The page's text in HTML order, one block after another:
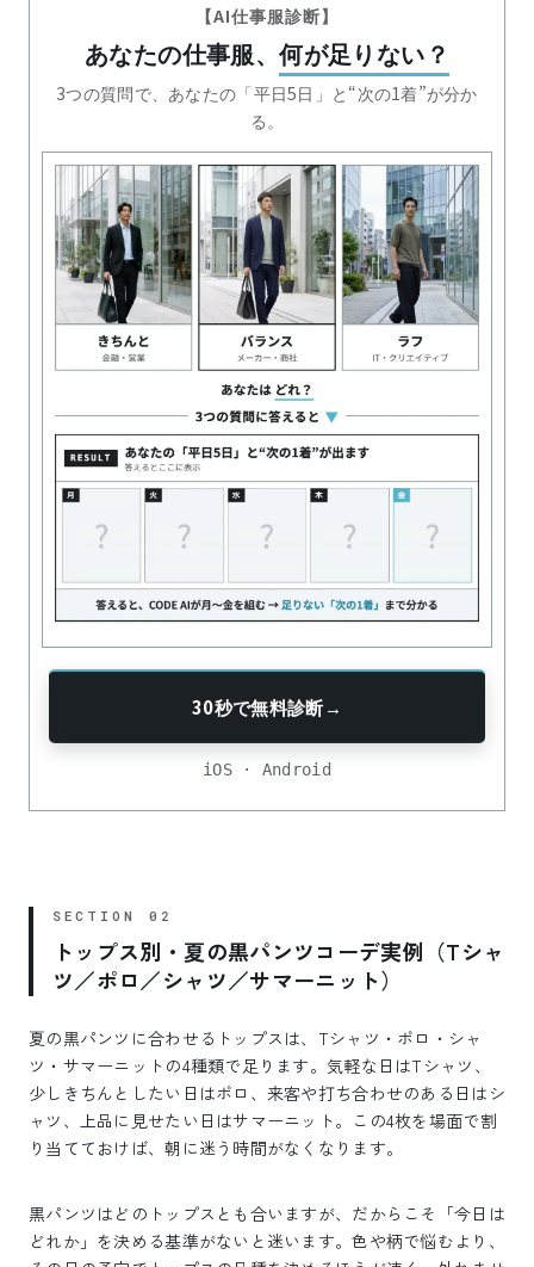
【AI仕事服診断】
あなたの仕事服、何が足りない？
3つの質問で、あなたの「平日5日」と“次の1着”が分か
る。
30秒で無料診断→
iOS · Android
トップス別・夏の黒パンツコーデ実例（Tシャ
ツ／ポロ／シャツ／サマーニット）
夏の黒パンツに合わせるトップスは、Tシャツ・ポロ・シャ
ツ・サマーニットの4種類で足ります。気軽な日はTシャツ、
少しきちんとしたい日はポロ、来客や打ち合わせのある日はシ
ャツ、上品に見せたい日はサマーニット。この4枚を場面で割
り当てておけば、朝に迷う時間がなくなります。
黒パンツはどのトップスとも合いますが、だからこそ「今日は
どれか」を決める基準がないと迷います。色や柄で悩むより、